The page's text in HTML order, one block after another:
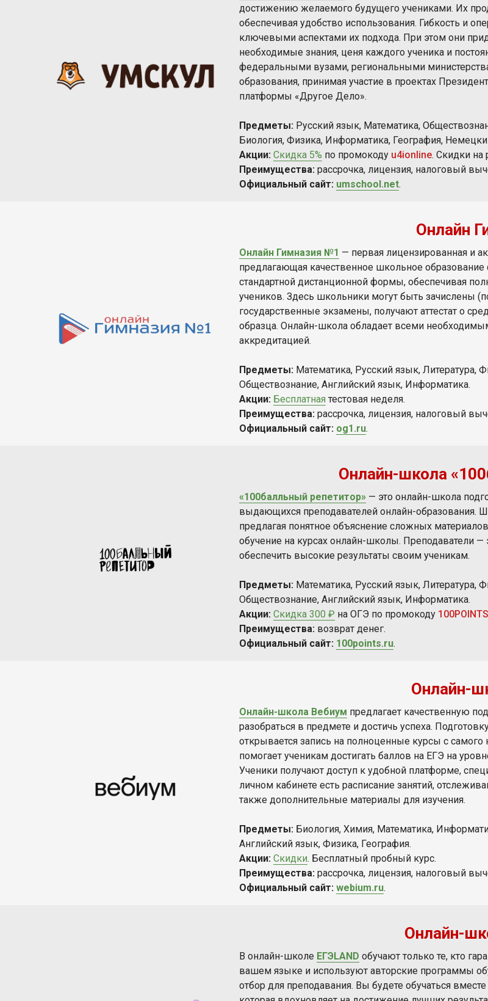
достижению желаемого будущего учениками. Их
обеспечивая удобство использования. Гибкость и
ключевыми аспектами их подхода. При этом они
необходимые знания, ценя каждого ученика и
федеральными вузами, региональными
образования, принимая участие в проектах
платформы «Другое Дело».
Предметы: Русский язык, Математика,
Биология, Физика, Информатика, География,
Акции: Скидка 5% по промокоду u4ionline. Скидки на
Преимущества: рассрочка, лицензия, налоговый
Официальный сайт: umschool.net.
Онлайн
Онлайн Гимназия №1 — первая лицензированная и
предлагающая качественное школьное образование
стандартной дистанционной формы, обеспечивая
учеников. Здесь школьники могут быть зачислены
государственные экзамены, получают аттестат о
образца. Онлайн-школа обладает всеми
аккредитацией.
Предметы: Математика, Русский язык, Литература,
Обществознание, Английский язык, Информатика.
Акции: Бесплатная тестовая неделя.
Преимущества: рассрочка, лицензия, налоговый
Официальный сайт: og1.ru.
Онлайн-школа
​«100балльный репетитор» — это онлайн-школа
выдающихся преподавателей онлайн-образования.
предлагая понятное объяснение сложных
обучение на курсах онлайн-школы. Преподаватели
обеспечить высокие результаты своим ученикам.
Предметы: Математика, Русский язык, Литература,
Обществознание, Английский язык, Информатика.
Акции: Скидка 300 ₽ на ОГЭ по промокоду
Преимущества: возврат денег.
Официальный сайт: 100points.ru.
Онлайн-
Онлайн-школа Вебиум предлагает качественную
разобраться в предмете и достичь успеха.
открывается запись на полноценные курсы с
помогает ученикам достигать баллов на ЕГЭ на
Ученики получают доступ к удобной платформе,
личном кабинете есть расписание занятий,
также дополнительные материалы для изучения.
Предметы: Биология, Химия, Математика,
Английский язык, Физика, География.
Акции: Скидки. Бесплатный пробный курс.
Преимущества: рассрочка, лицензия, налоговый
Официальный сайт: webium.ru.
Онлайн-
В онлайн-школе ЕГЭLAND обучают только те, кто
вашем языке и используют авторские программы
отбор для преподавания. Вы будете обучаться